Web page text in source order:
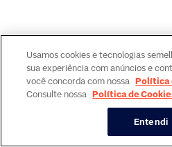
Usamos cookies e tecnologias
sua experiência com anúncios e
você concorda com nossa Política
Consulte nossa Política de
Entendi